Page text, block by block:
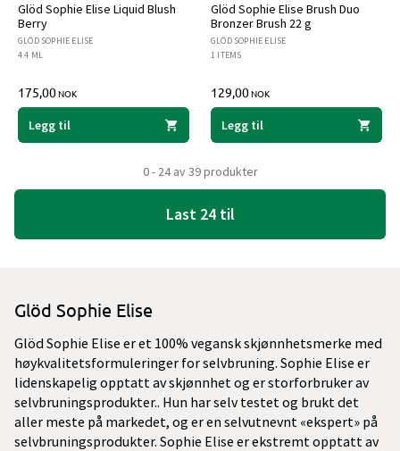
Glöd Sophie Elise Liquid Blush
Berry
GLÖD SOPHIE ELISE
4.4 ML
175,00NOK
Legg til
Glöd Sophie Elise Brush Duo
Bronzer Brush 22 g
GLÖD SOPHIE ELISE
1 ITEMS
129,00NOK
Legg til
0 - 24 av 39 produkter
Last 24 til
Glöd Sophie Elise
Glöd Sophie Elise er et 100% vegansk skjønnhetsmerke med
høykvalitetsformuleringer for selvbruning. Sophie Elise er
lidenskapelig opptatt av skjønnhet og er storforbruker av
selvbruningsprodukter.. Hun har selv testet og brukt det
aller meste på markedet, og er en selvutnevnt «ekspert» på
selvbruningsprodukter. Sophie Elise er ekstremt opptatt av